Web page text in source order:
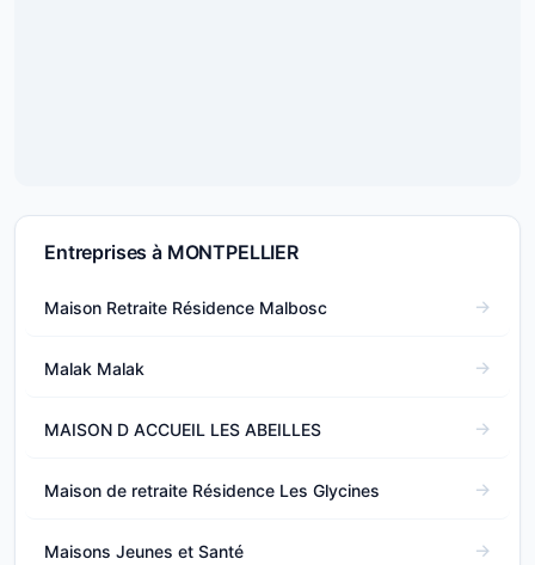
Entreprises à MONTPELLIER
Maison Retraite Résidence Malbosc
Malak Malak
MAISON D ACCUEIL LES ABEILLES
Maison de retraite Résidence Les Glycines
Maisons Jeunes et Santé